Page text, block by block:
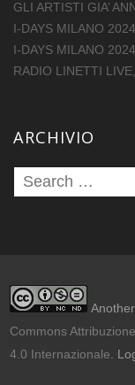
GLI ARTISTI GIA’
I-DAYS MILANO
I-DAYS MILANO
RADIO LINETTI
ARCHIVIO
Commons
4.0 Internazionale .